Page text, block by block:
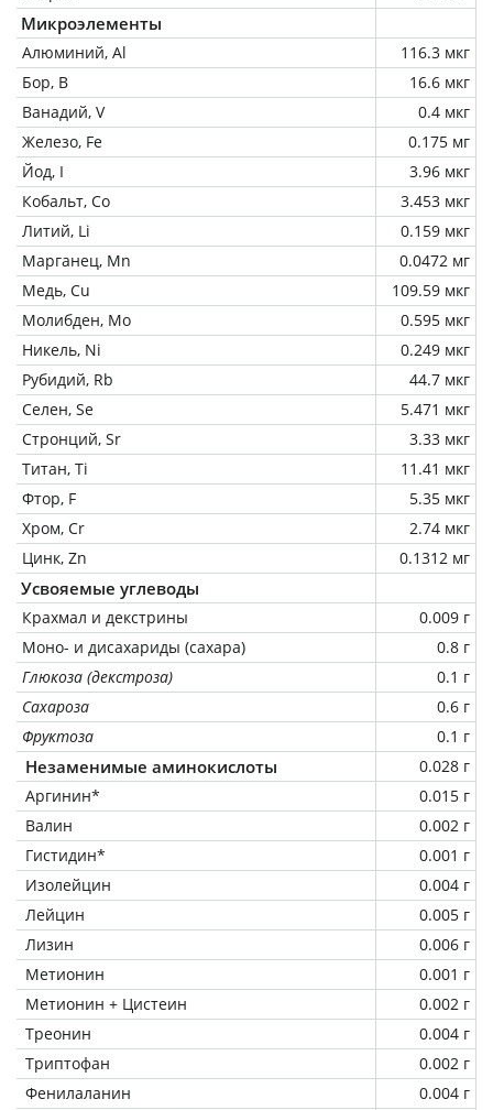
Микроэлементы
Алюминий, Al
116.3 мкг
Бор, B
16.6 мкг
Ванадий, V
0.4 мкг
Железо, Fe
0.175 мг
Йод, I
3.96 мкг
Кобальт, Co
3.453 мкг
Литий, Li
0.159 мкг
Марганец, Mn
0.0472 мг
Медь, Cu
109.59 мкг
Молибден, Mo
0.595 мкг
Никель, Ni
0.249 мкг
Рубидий, Rb
44.7 мкг
Селен, Se
5.471 мкг
Стронций, Sr
3.33 мкг
Титан, Ti
11.41 мкг
Фтор, F
5.35 мкг
Хром, Cr
2.74 мкг
Цинк, Zn
0.1312 мг
Усвояемые углеводы
Крахмал и декстрины
0.009 г
Моно- и дисахариды (сахара)
0.8 г
Глюкоза (декстроза)
0.1 г
Сахароза
0.6 г
Фруктоза
0.1 г
Незаменимые аминокислоты
0.028 г
Аргинин*
0.015 г
Валин
0.002 г
Гистидин*
0.001 г
Изолейцин
0.004 г
Лейцин
0.005 г
Лизин
0.006 г
Метионин
0.001 г
Метионин + Цистеин
0.002 г
Треонин
0.004 г
Триптофан
0.002 г
Фенилаланин
0.004 г